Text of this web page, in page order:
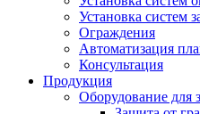
Установка систем
Ограждения
Автоматизация
Консультация
Продукция
Оборудование для